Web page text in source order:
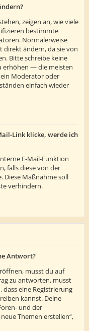
zeigen an, wie viele
bestimmte
Normalerweise
direkt ändern, da sie von
Bitte schreibe keine
erhöhen — die meisten
Moderator oder
einfach wieder
Link klicke, werde ich
E-Mail-Funktion
falls diese von der
Diese Maßnahme soll
verhindern.
Antwort?
musst du auf
zu antworten, musst
dass eine Registrierung
kannst. Deine
und der
Themen erstellen“,